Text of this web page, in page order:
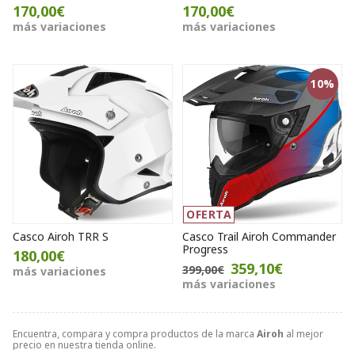
Encuentra, compara y compra productos de la marca Airoh al mejor
precio en nuestra tienda online.
170,00€
más variaciones
170,00€
más variaciones
Casco Airoh TRR S
180,00€
más variaciones
10%
OFERTA
Casco Trail Airoh Commander
Progress
399,00€ 359,10€
más variaciones